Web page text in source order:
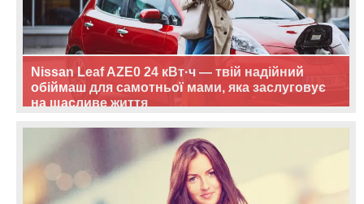
Nissan Leaf AZE0 24 кВт·ч — твій надійний
обіймаш для самотньої мами, яка заслуговує
на щасливе життя